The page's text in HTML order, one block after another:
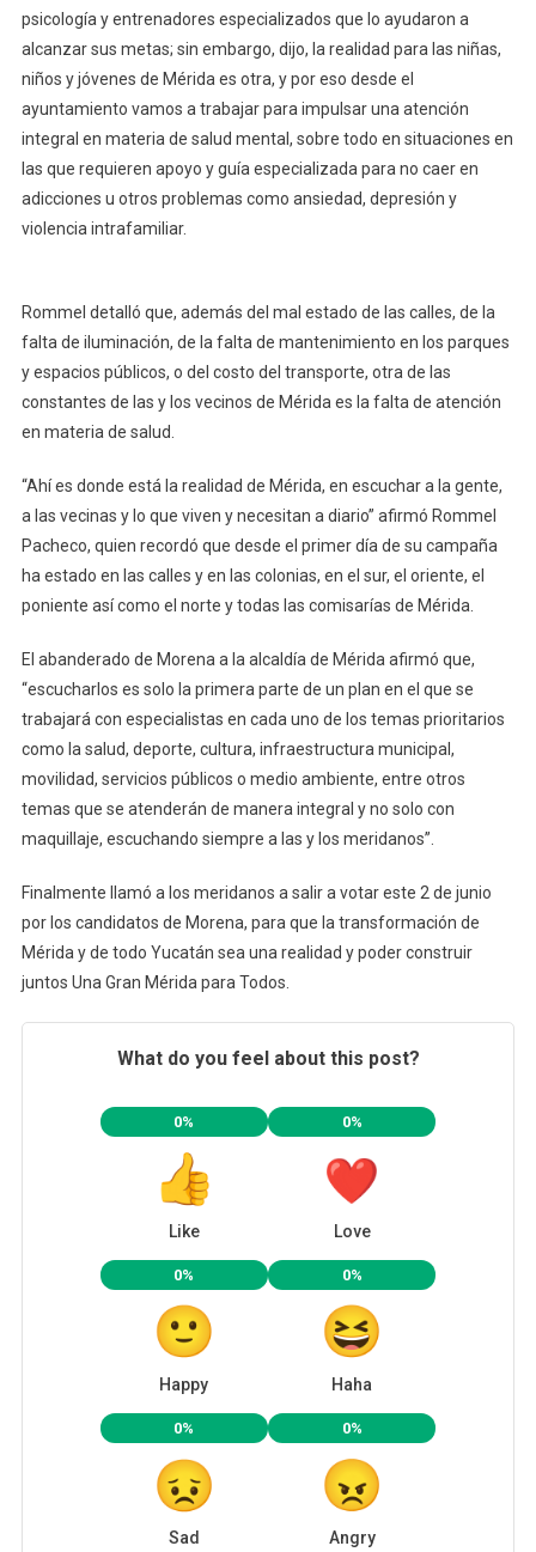
psicología y entrenadores especializados que lo ayudaron a
alcanzar sus metas; sin embargo, dijo, la realidad para las niñas,
niños y jóvenes de Mérida es otra, y por eso desde el
ayuntamiento vamos a trabajar para impulsar una atención
integral en materia de salud mental, sobre todo en situaciones en
las que requieren apoyo y guía especializada para no caer en
adicciones u otros problemas como ansiedad, depresión y
violencia intrafamiliar.
Rommel detalló que, además del mal estado de las calles, de la
falta de iluminación, de la falta de mantenimiento en los parques
y espacios públicos, o del costo del transporte, otra de las
constantes de las y los vecinos de Mérida es la falta de atención
en materia de salud.
“Ahí es donde está la realidad de Mérida, en escuchar a la gente,
a las vecinas y lo que viven y necesitan a diario” afirmó Rommel
Pacheco, quien recordó que desde el primer día de su campaña
ha estado en las calles y en las colonias, en el sur, el oriente, el
poniente así como el norte y todas las comisarías de Mérida.
El abanderado de Morena a la alcaldía de Mérida afirmó que,
“escucharlos es solo la primera parte de un plan en el que se
trabajará con especialistas en cada uno de los temas prioritarios
como la salud, deporte, cultura, infraestructura municipal,
movilidad, servicios públicos o medio ambiente, entre otros
temas que se atenderán de manera integral y no solo con
maquillaje, escuchando siempre a las y los meridanos”.
Finalmente llamó a los meridanos a salir a votar este 2 de junio
por los candidatos de Morena, para que la transformación de
Mérida y de todo Yucatán sea una realidad y poder construir
juntos Una Gran Mérida para Todos.
What do you feel about this post?
0%
Like
0%
Love
0%
Happy
0%
Haha
0%
Sad
0%
Angry